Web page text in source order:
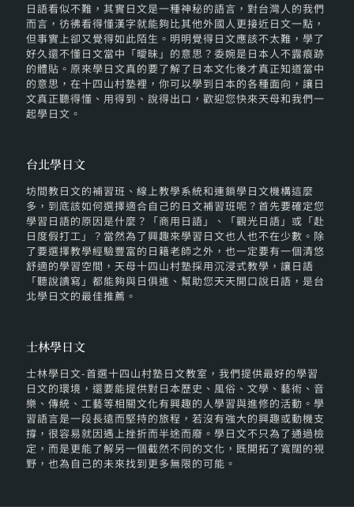
日語看似不難，其實日文是一種神秘的語言，對台灣人的我們
而言，彷彿看得懂漢字就能夠比其他外國人更接近日文一點，
但事實上卻又覺得如此陌生。明明覺得日文應該不太難，學了
好久還不懂日文當中「曖昧」的意思？委婉是日本人不露痕跡
的體貼。原來學日文真的要了解了日本文化後才真正知道當中
的意思，在十四山村塾裡，你可以學到日本的各種面向，讓日
文真正聽得懂、用得到、說得出口，歡迎您快來天母和我們一
起學日文。
台北學日文
坊間教日文的補習班、線上教學系統和連鎖學日文機構這麼
多，到底該如何選擇適合自己的日文補習班呢？首先要確定您
學習日語的原因是什麼？「商用日語」、「觀光日語」或「赴
日度假打工」？當然為了興趣來學習日文也人也不在少數。除
了要選擇教學經驗豐富的日籍老師之外，也一定要有一個清悠
舒適的學習空間，天母十四山村塾採用沉浸式教學，讓日語
「聽說讀寫」都能夠與日俱進、幫助您天天開口說日語，是台
北學日文的最佳推薦。
士林學日文
士林學日文-首選十四山村塾日文教室，我們提供最好的學習
日文的環境，還要能提供對日本歷史、風俗、文學、藝術、音
樂、傳統、工藝等相關文化有興趣的人學習與進修的活動。學
習語言是一段長遠而堅持的旅程，若沒有強大的興趣或動機支
撐，很容易就因遇上挫折而半途而廢。學日文不只為了通過檢
定，而是更能了解另一個截然不同的文化，既開拓了寬闊的視
野，也為自己的未來找到更多無限的可能。